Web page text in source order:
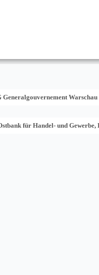
Generalgouvernement Warschau
für Handel- und Gewerbe,